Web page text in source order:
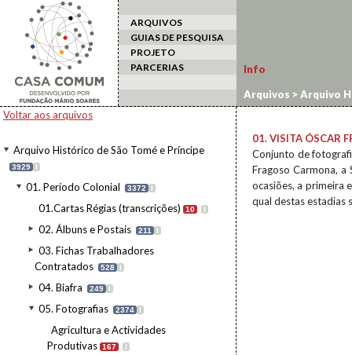
ARQUIVOS
GUIAS DE PESQUISA
PROJETO
PARCERIAS
Voltar aos arquivos
Arquivo Histórico de São Tomé e Príncipe
3929 I
01. Período Colonial 3372 I
01.Cartas Régias (transcrições) 10 I
02. Álbuns e Postais 211 I
03. Fichas Trabalhadores
Contratados
528 I
04. Biafra 249 I
05. Fotografias 2374 I
Agricultura e Actividades
Produtivas 167 I
Info
Arquivos >Arquivo
oficiais>Visitas
01. VISITA ÓSCAR
Conjunto de
Fragoso Carmona, a
ocasiões, a primeira
qual destas estadias